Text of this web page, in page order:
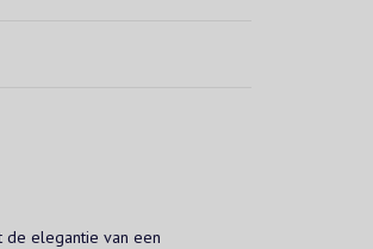
de elegantie van een